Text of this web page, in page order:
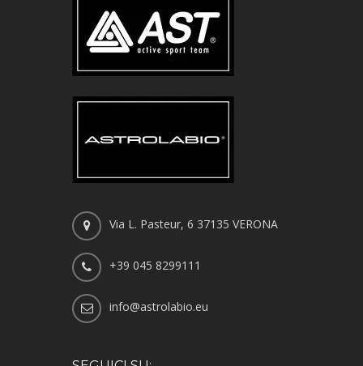
Via L. Pasteur, 6 37135 VERONA
+39 045 8299111
info@astrolabio.eu